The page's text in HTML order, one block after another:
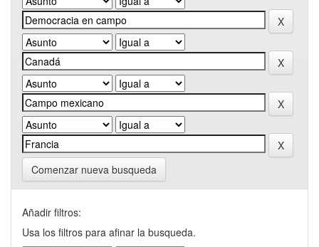
Comenzar nueva busqueda
Añadir filtros:
Usa los filtros para afinar la busqueda.